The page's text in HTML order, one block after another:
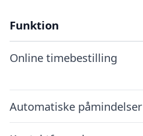
Funktion
Online timebestilling
Automatiske påmindelser